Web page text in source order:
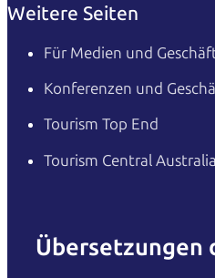
Weitere Seiten
Für Medien und
Konferenzen und
Tourism Top End
Tourism Central Australia
Übersetzungen